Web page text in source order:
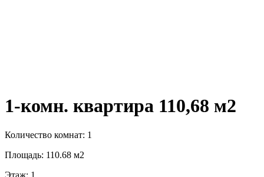
1-комн. квартира 110,68 м2
Количество комнат: 1
Площадь: 110.68 м2
Этаж: 1